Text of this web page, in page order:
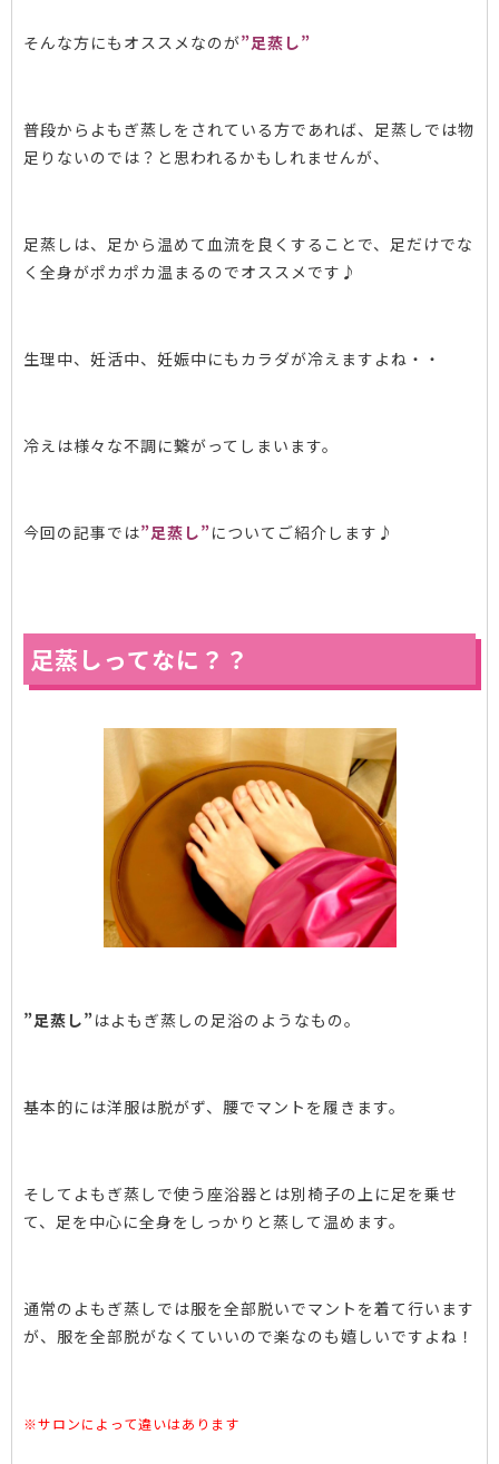
そんな方にもオススメなのが”足蒸し”
​普段からよもぎ蒸しをされている方であれば、足蒸しでは物
足りないのでは？と思われるかもしれませんが、
足蒸しは、足から温めて血流を良くすることで、足だけでな
く全身がポカポカ温まるのでオススメです♪
生理中、妊活中、妊娠中にもカラダが冷えますよね・・
冷えは様々な不調に繋がってしまいます。
今回の記事では”足蒸し”についてご紹介します♪
足蒸しってなに？？
”足蒸し”はよもぎ蒸しの足浴のようなもの。
基本的には洋服は脱がず、腰でマントを履きます。
そしてよもぎ蒸しで使う座浴器とは別椅子の上に足を乗せ
て、足を中心に全身をしっかりと蒸して温めます。
通常のよもぎ蒸しでは服を全部脱いでマントを着て行います
が、服を全部脱がなくていいので楽なのも嬉しいですよね！
※サロンによって違いはあります